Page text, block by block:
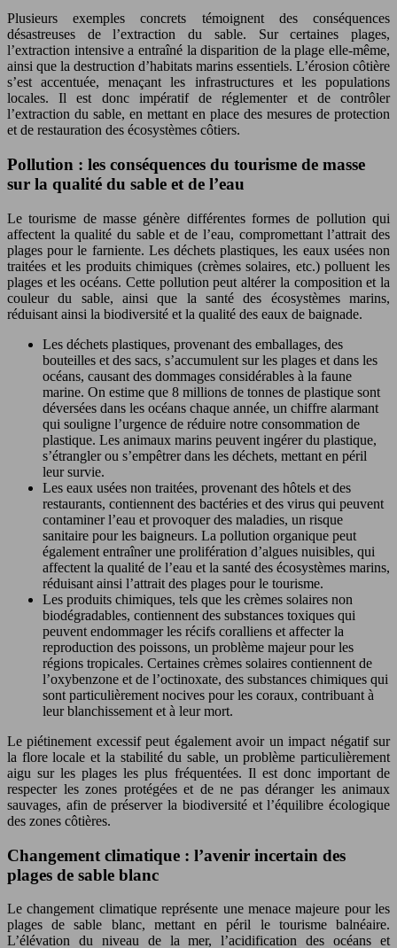
Plusieurs exemples concrets témoignent des conséquences
désastreuses de l’extraction du sable. Sur certaines plages,
l’extraction intensive a entraîné la disparition de la plage elle-même,
ainsi que la destruction d’habitats marins essentiels. L’érosion côtière
s’est accentuée, menaçant les infrastructures et les populations
locales. Il est donc impératif de réglementer et de contrôler
l’extraction du sable, en mettant en place des mesures de protection
et de restauration des écosystèmes côtiers.
Pollution : les conséquences du tourisme de masse
sur la qualité du sable et de l’eau
Le tourisme de masse génère différentes formes de pollution qui
affectent la qualité du sable et de l’eau, compromettant l’attrait des
plages pour le farniente. Les déchets plastiques, les eaux usées non
traitées et les produits chimiques (crèmes solaires, etc.) polluent les
plages et les océans. Cette pollution peut altérer la composition et la
couleur du sable, ainsi que la santé des écosystèmes marins,
réduisant ainsi la biodiversité et la qualité des eaux de baignade.
Les déchets plastiques, provenant des emballages, des
bouteilles et des sacs, s’accumulent sur les plages et dans les
océans, causant des dommages considérables à la faune
marine. On estime que 8 millions de tonnes de plastique sont
déversées dans les océans chaque année, un chiffre alarmant
qui souligne l’urgence de réduire notre consommation de
plastique. Les animaux marins peuvent ingérer du plastique,
s’étrangler ou s’empêtrer dans les déchets, mettant en péril
leur survie.
Les eaux usées non traitées, provenant des hôtels et des
restaurants, contiennent des bactéries et des virus qui peuvent
contaminer l’eau et provoquer des maladies, un risque
sanitaire pour les baigneurs. La pollution organique peut
également entraîner une prolifération d’algues nuisibles, qui
affectent la qualité de l’eau et la santé des écosystèmes marins,
réduisant ainsi l’attrait des plages pour le tourisme.
Les produits chimiques, tels que les crèmes solaires non
biodégradables, contiennent des substances toxiques qui
peuvent endommager les récifs coralliens et affecter la
reproduction des poissons, un problème majeur pour les
régions tropicales. Certaines crèmes solaires contiennent de
l’oxybenzone et de l’octinoxate, des substances chimiques qui
sont particulièrement nocives pour les coraux, contribuant à
leur blanchissement et à leur mort.
Le piétinement excessif peut également avoir un impact négatif sur
la flore locale et la stabilité du sable, un problème particulièrement
aigu sur les plages les plus fréquentées. Il est donc important de
respecter les zones protégées et de ne pas déranger les animaux
sauvages, afin de préserver la biodiversité et l’équilibre écologique
des zones côtières.
Changement climatique : l’avenir incertain des
plages de sable blanc
Le changement climatique représente une menace majeure pour les
plages de sable blanc, mettant en péril le tourisme balnéaire.
L’élévation du niveau de la mer, l’acidification des océans et